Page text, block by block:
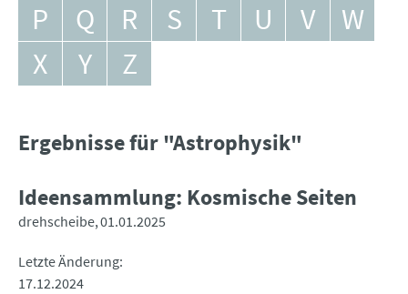
P
Q R S T U V
W
X
Y Z
Ergebnisse für "Astrophysik"
Ideensammlung: Kosmische Seiten
drehscheibe 01.01.2025
Letzte Änderung
17.12.2024